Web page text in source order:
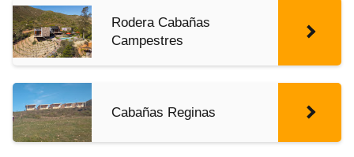
Rodera Cabañas
Campestres
Cabañas Reginas